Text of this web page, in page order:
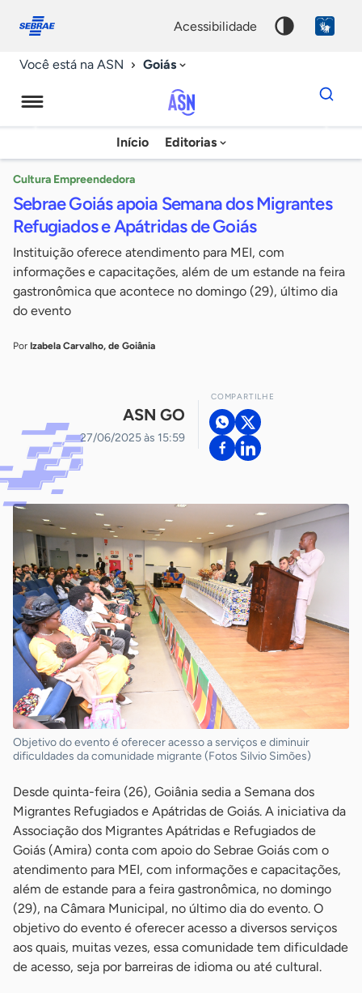
conosco
acessibilidade
Você está na ASN Goiás
Agência
Sebrae
Notícias
Início Editorias
Dados
para
chave
Cultura Empreendedora
Sebrae Goiás apoia Semana dos Migrantes
Refugiados e Apátridas de Goiás
Instituição oferece atendimento para MEI, com
informações e capacitações, além de um estande na feira
gastronômica que acontece no domingo (29), último dia
do evento
Por Izabela Carvalho, de Goiânia
ASN GO
27/06/2025 às 15:59
COMPARTILHE
Objetivo do evento é oferecer acesso a serviços e diminuir
dificuldades da comunidade migrante (Fotos Silvio Simões)
Desde quinta-feira (26), Goiânia sedia a Semana dos
Migrantes Refugiados e Apátridas de Goiás. A iniciativa da
Associação dos Migrantes Apátridas e Refugiados de
Goiás (Amira) conta com apoio do Sebrae Goiás com o
atendimento para MEI, com informações e capacitações,
além de estande para a feira gastronômica, no domingo
(29), na Câmara Municipal, no último dia do evento. O
objetivo do evento é oferecer acesso a diversos serviços
aos quais, muitas vezes, essa comunidade tem dificuldade
de acesso, seja por barreiras de idioma ou até cultural.